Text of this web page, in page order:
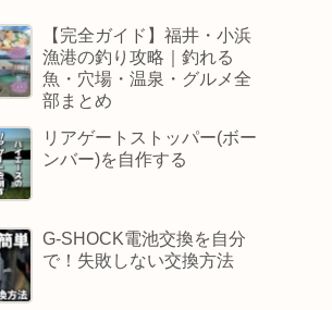
【完全ガイド】福井・小浜
漁港の釣り攻略｜釣れる
魚・穴場・温泉・グルメ全
部まとめ
リアゲートストッパー(ボー
ンバー)を自作する
G-SHOCK電池交換を自分
で！失敗しない交換方法